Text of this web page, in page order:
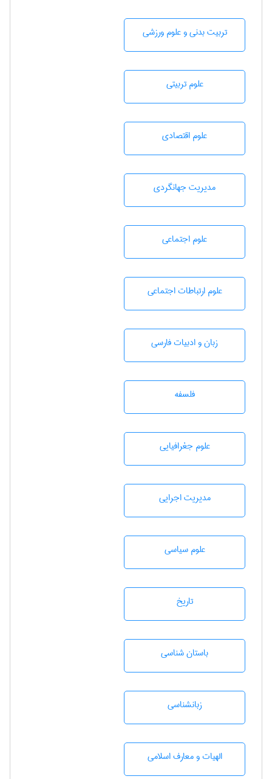
تربيت بدنی و علوم ورزشی
علوم تربيتی
علوم اقتصادی
مديريت جهانگردی
علوم اجتماعی
علوم ارتباطات اجتماعی
زبان و ادبيات فارسی
فلسفه
علوم جغرافيايی
مديريت اجرايی
علوم سياسی
تاريخ
باستان شناسی
زبانشناسی
الهیات و معارف اسلامی